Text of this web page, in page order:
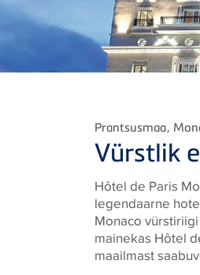
Prantsusmaa,
Vürstlik
Hôtel de Paris
legendaarne
Monaco
mainekas Hôtel
maailmast